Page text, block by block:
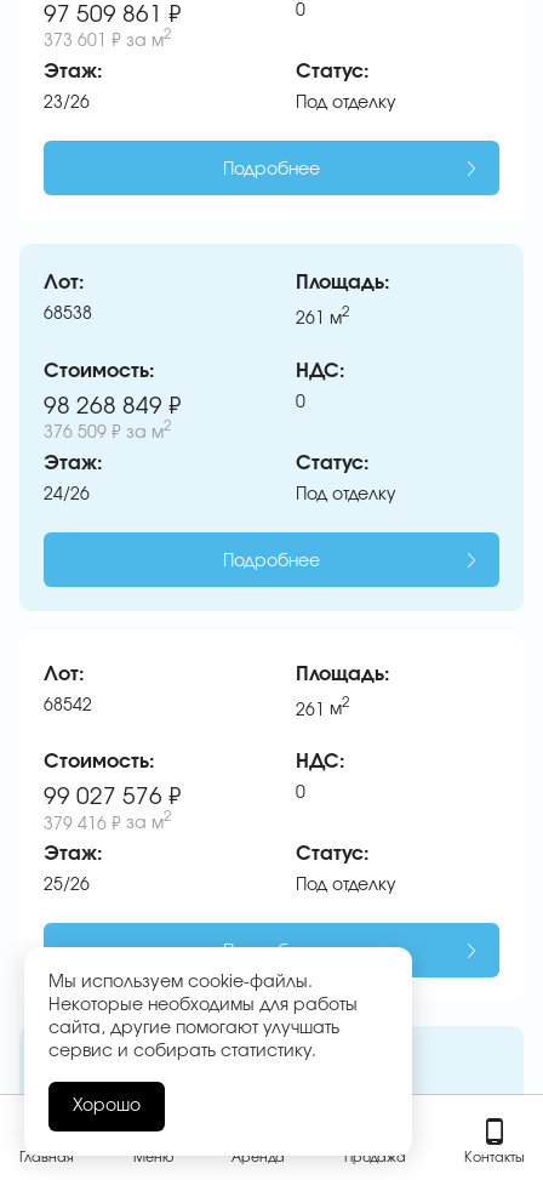
97 509 861 ₽
373 601 ₽ за м2
0
Этаж:
23/26
Статус:
Под отделку
Подробнее
Лот:
68538
Площадь:
261 м2
Стоимость:
98 268 849 ₽
376 509 ₽ за м2
НДС:
0
Этаж:
24/26
Статус:
Под отделку
Подробнее
Лот:
68542
Площадь:
261 м2
Стоимость:
99 027 576 ₽
379 416 ₽ за м2
НДС:
0
Этаж:
25/26
Статус:
Под отделку
Подробнее
Лот:
65369
Площадь:
Стоимость: НДС:
Главная Меню Аренда Продажа Контакты
Мы используем cookie-файлы.
Некоторые необходимы для работы
сайта, другие помогают улучшать
сервис и собирать статистику.
Хорошо